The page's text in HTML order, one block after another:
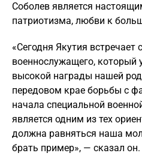
Соболев является
патриотизма, любви к
«Сегодня Якутия встречает
военнослужащего, который
высокой награды нашей
передовом крае борьбы с
начала специальной
является одним из тех
должна равняться наша
брать пример», — сказал он.